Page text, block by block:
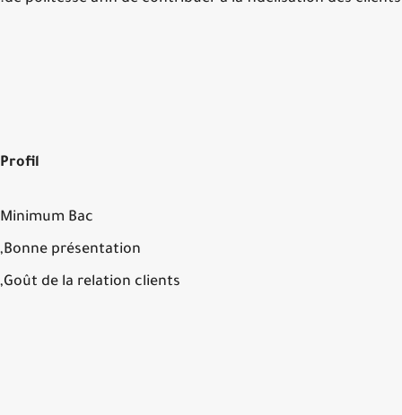
Profil
Minimum Bac
Bonne présentation,
Goût de la relation clients,